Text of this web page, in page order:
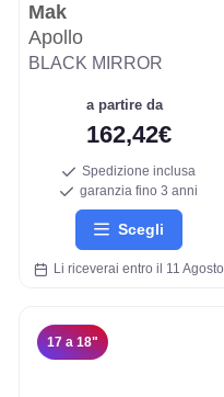
Mak
Apollo
BLACK MIRROR
a partire da
162,42€
Spedizione inclusa
garanzia fino 3 anni
Scegli
Li riceverai entro il 11 Agosto
17 a 18"